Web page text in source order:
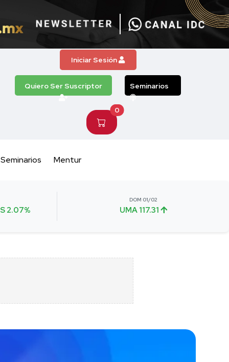
Iniciar Sesión
Quiero Ser Suscriptor Seminarios
0
Seminarios Mentur
2.07%
DOM 01/02
UMA 117.31